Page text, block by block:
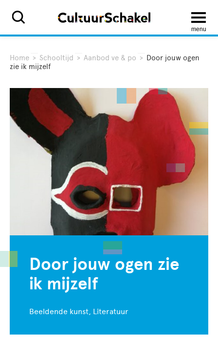
menu
Home > Schooltijd > Aanbod ve & po > Door jouw ogen
zie ik mijzelf
Door jouw ogen zie
ik mijzelf
Beeldende kunst, Literatuur